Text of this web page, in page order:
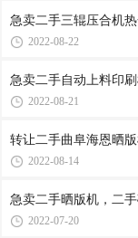
急卖二手三辊压合机
2022-08-22
急卖二手自动上料印
2022-08-21
转让二手曲阜海恩晒
2022-08-14
急卖二手晒版机，二
2022-07-20